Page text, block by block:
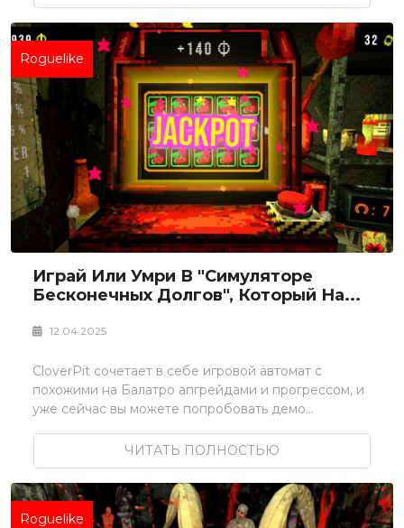
Roguelike
Играй Или Умри В "симуляторе
Бесконечных Долгов", Который На...
12.04.2025
CloverPit сочетает в себе игровой автомат с
похожими на Балатро апгрейдами и прогрессом, и
уже сейчас вы можете попробовать демо...
ЧИТАТЬ ПОЛНОСТЬЮ
Roguelike